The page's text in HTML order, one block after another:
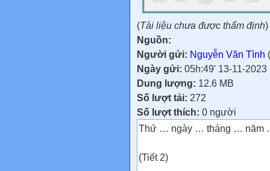
(Tài liệu chưa được thẩm định)
Nguồn:
Người gửi: Nguyễn Văn Tình (
Ngày gửi: 05h:49' 13-11-2023
Dung lượng: 12.6 MB
Số lượt tải: 272
Số lượt thích: 0 người
Thứ … ngày … tháng … năm
(Tiết 2)